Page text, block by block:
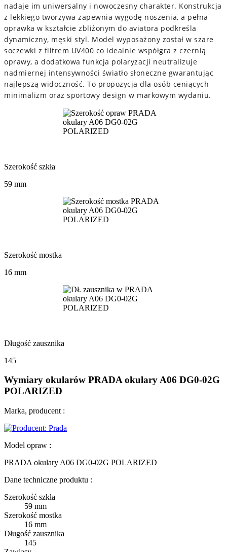
nadaje im uniwersalny i nowoczesny charakter. Konstrukcja
z lekkiego tworzywa zapewnia wygodę noszenia, a pełna
oprawka w kształcie zbliżonym do aviatora podkreśla
dynamiczny, męski styl. Model wyposażony został w szare
soczewki z filtrem UV400 co idealnie współgra z czernią
oprawy, a dodatkowa funkcja polaryzacji neutralizuje
nadmiernej intensywności światło słoneczne gwarantując
najlepszą widoczność. To propozycja dla osób ceniących
minimalizm oraz sportowy design w markowym wydaniu.
Szerokość szkła
59 mm
Szerokość mostka
16 mm
Długość zausznika
145
Wymiary okularów PRADA okulary A06 DG0-02G
POLARIZED
Marka, producent :
Model opraw :
PRADA okulary A06 DG0-02G POLARIZED
Dane techniczne produktu :
Szerokość szkła
59 mm
Szerokość mostka
16 mm
Długość zausznika
145